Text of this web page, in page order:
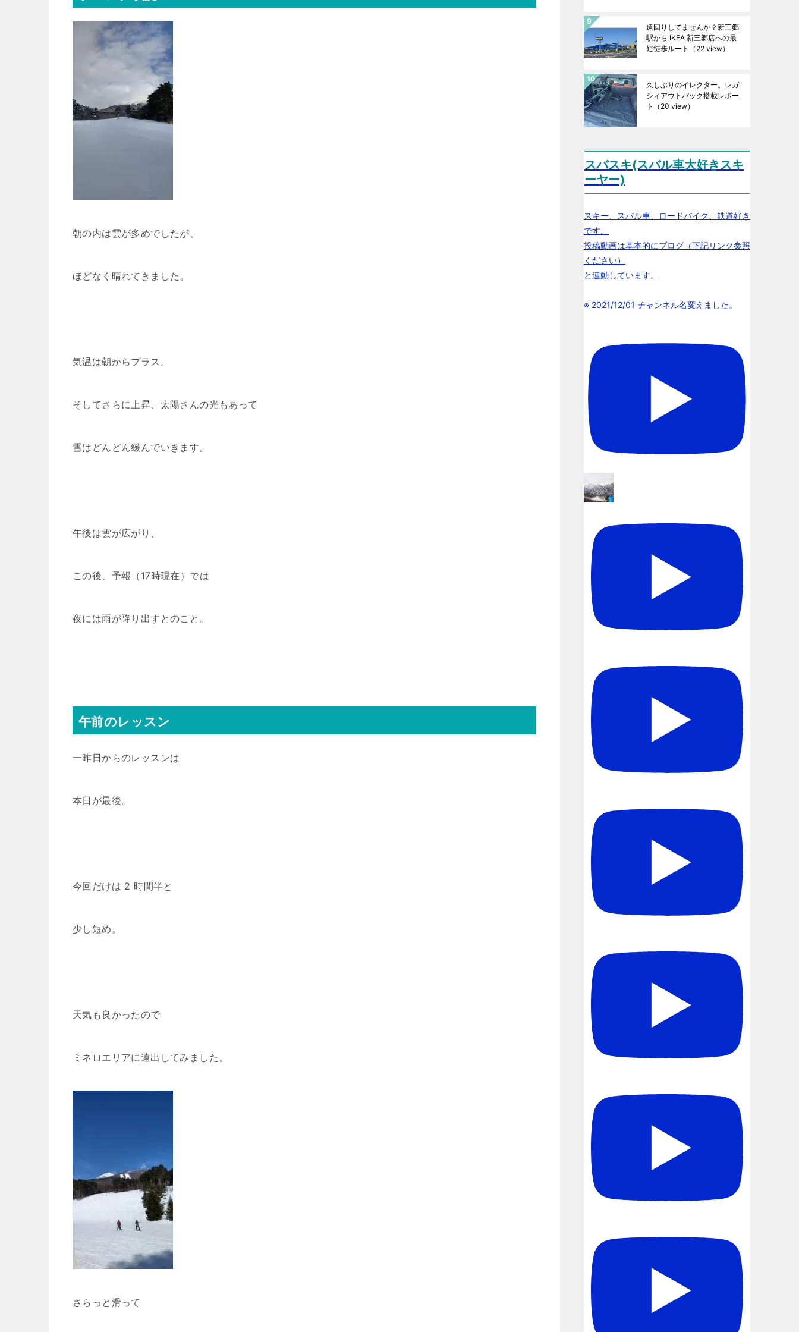
朝の内は雲が多めでしたが、
ほどなく晴れてきました。
気温は朝からプラス。
そしてさらに上昇、太陽さんの光もあって
雪はどんどん緩んでいきます。
午後は雲が広がり、
この後、予報（17時現在）では
夜には雨が降り出すとのこと。
午前のレッスン
一昨日からのレッスンは
本日が最後。
今回だけは 2 時間半と
少し短め。
天気も良かったので
ミネロエリアに遠出してみました。
さらっと滑って
遠回りしてませんか？新三郷
駅から IKEA 新三郷店への最
短徒歩ルート
（22 view）
久しぶりのイレクター。レガ
シィアウトバック搭載レポー
ト
（20 view）
スバスキ(スバル車大好きスキ
ーヤー)
スキー、スバル車、ロードバイク、鉄道好き
です。
投稿動画は基本的にブログ（下記リンク参照
ください）
と連動しています。
※ 2021/12/01 チャンネル名変えました。